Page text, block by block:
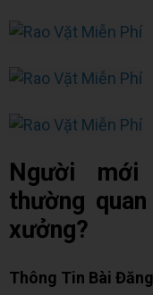
Người
thường
xưởng?
Thông Tin Bài Đăng